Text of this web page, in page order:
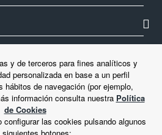
y de terceros para fines analíticos y
personalizada en base a un perfil
hábitos de navegación (por ejemplo,
información consulta nuestra Política
de Cookies
configurar las cookies pulsando algunos